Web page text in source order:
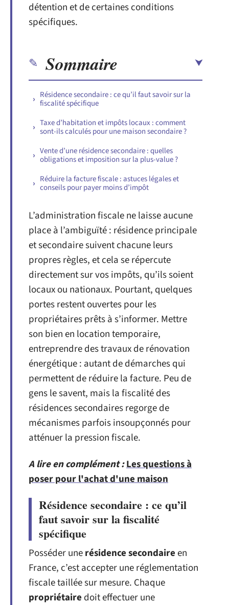
détention et de certaines conditions
spécifiques.
Sommaire
Résidence secondaire : ce qu’il faut savoir sur la
fiscalité spécifique
Taxe d’habitation et impôts locaux : comment
sont-ils calculés pour une maison secondaire ?
Vente d’une résidence secondaire : quelles
obligations et imposition sur la plus-value ?
Réduire la facture fiscale : astuces légales et
conseils pour payer moins d’impôt
L’administration fiscale ne laisse aucune
place à l’ambiguïté : résidence principale
et secondaire suivent chacune leurs
propres règles, et cela se répercute
directement sur vos impôts, qu’ils soient
locaux ou nationaux. Pourtant, quelques
portes restent ouvertes pour les
propriétaires prêts à s’informer. Mettre
son bien en location temporaire,
entreprendre des travaux de rénovation
énergétique : autant de démarches qui
permettent de réduire la facture. Peu de
gens le savent, mais la fiscalité des
résidences secondaires regorge de
mécanismes parfois insoupçonnés pour
atténuer la pression fiscale.
A lire en complément :Les questions à
poser pour l'achat d'une maison
Résidence secondaire : ce qu’il
faut savoir sur la fiscalité
spécifique
Posséder unerésidence secondaireen
France, c’est accepter une réglementation
fiscale taillée sur mesure. Chaque
propriétaire doit effectuer une